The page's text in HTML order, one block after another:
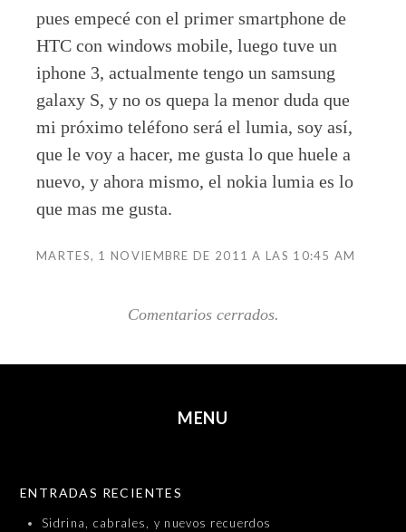
pues empecé con el primer smartphone de
HTC con windows mobile, luego tuve un
iphone 3, actualmente tengo un samsung
galaxy S, y no os quepa la menor duda que
mi próximo teléfono será el lumia, soy así,
que le voy a hacer, me gusta lo que huele a
nuevo, y ahora mismo, el nokia lumia es lo
que mas me gusta.
MARTES, 1 NOVIEMBRE DE 2011 A LAS 10:45 AM
Comentarios cerrados.
MENU
ENTRADAS RECIENTES
Sidrina, cabrales, y nuevos recuerdos